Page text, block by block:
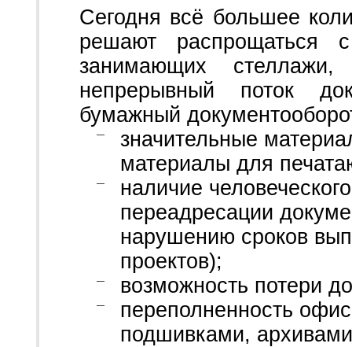
Сегодня всё большее
решают распрощаться
занимающих
непрерывный поток
бумажный
значительные
материалы для
наличие
переадресации
нарушению сроков
проектов);
возможность потери
переполненность
подшивками,